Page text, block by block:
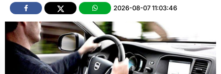
2026-08-07 11:03:46